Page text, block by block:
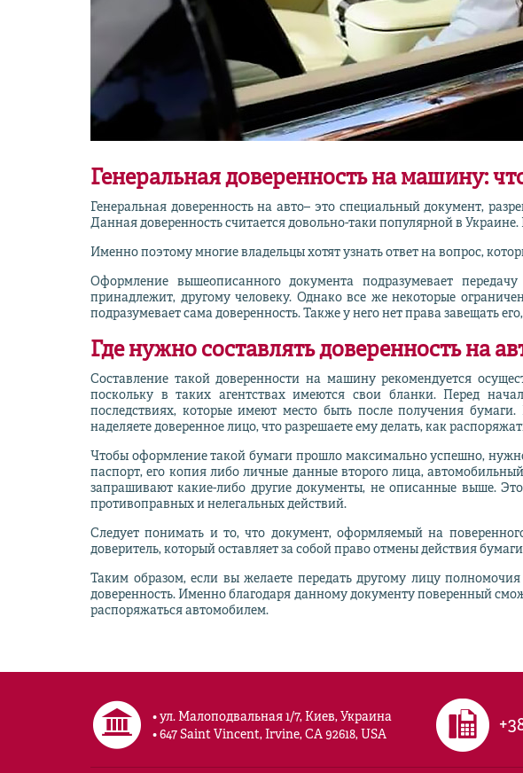
Генеральная доверенность на машину:
Генеральная доверенность на авто– это специальный документ,
Данная доверенность считается довольно-таки популярной в
Именно поэтому многие владельцы хотят узнать ответ на вопрос,
Оформление вышеописанного документа подразумевает
принадлежит, другому человеку. Однако все же некоторые
подразумевает сама доверенность. Также у него нет права завещать
Где нужно составлять доверенность на
Составление такой доверенности на машину рекомендуется
поскольку в таких агентствах имеются свои бланки. Перед
последствиях, которые имеют место быть после получения
наделяете доверенное лицо, что разрешаете ему делать, как
Чтобы оформление такой бумаги прошло максимально успешно,
паспорт, его копия либо личные данные второго лица,
запрашивают какие-либо другие документы, не описанные выше.
противоправных и нелегальных действий.
Следует понимать и то, что документ, оформляемый на
доверитель, который оставляет за собой право отмены действия
Таким образом, если вы желаете передать другому лицу
доверенность. Именно благодаря данному документу поверенный
распоряжаться автомобилем.
• ул. Малоподвальная 1/7, Киев, Украина
• 647 Saint Vincent, Irvine, CA 92618, USA